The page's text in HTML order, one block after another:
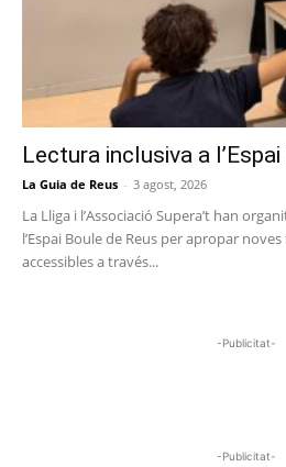
Lectura inclusiva a
La Guia de Reus - 3 agost, 2026
La Lliga i l’Associació Supera’t han
l’Espai Boule de Reus per apropar
accessibles a través...
-Publicitat-
-Publicitat-